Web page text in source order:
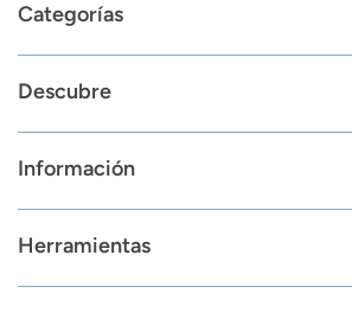
Categorías
Descubre
Información
Herramientas